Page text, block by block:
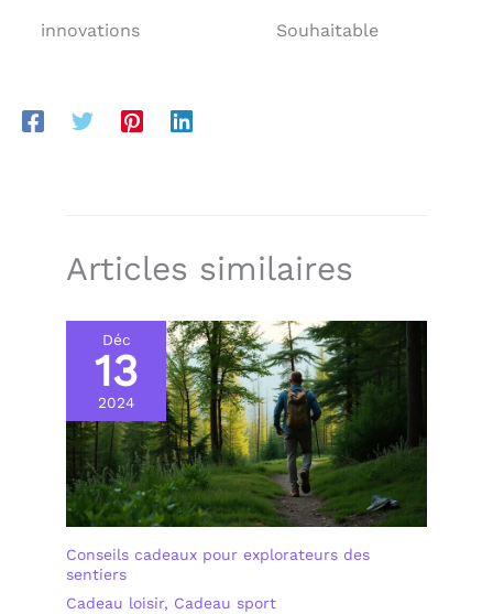
innovations Souhaitable
Articles similaires
Déc
13
2024
Conseils cadeaux pour explorateurs des
sentiers
Cadeau loisir, Cadeau sport